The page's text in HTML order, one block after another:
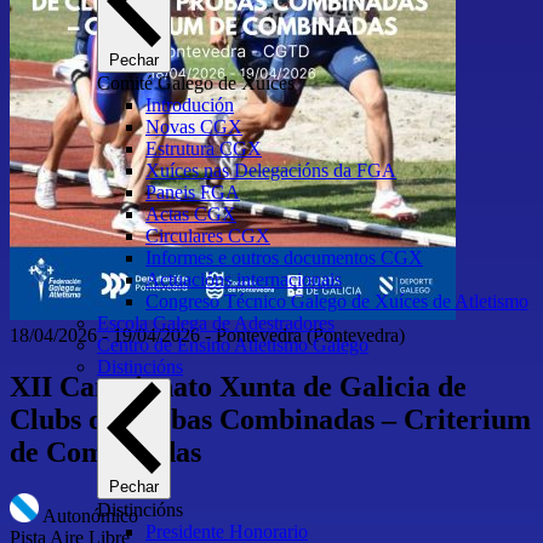
Pechar
Comité Galego de Xuíces
Introdución
Novas CGX
Estrutura CGX
Xuíces nas Delegacións da FGA
Paneis FGA
Actas CGX
Circulares CGX
Informes e outros documentos CGX
Actuacións internacionais
Congreso Técnico Galego de Xuíces de Atletismo
Escola Galega de Adestradores
Centro de Ensino Atletismo Galego
Distincións
Pechar
Distincións
Presidente Honorario
18/04/2026 - 19/04/2026-Pontevedra(Pontevedra)
XII Campionato Xunta de Galicia de
Clubs de Probas Combinadas – Criterium
de Combinadas
Autonómico
Pista Aire Libre